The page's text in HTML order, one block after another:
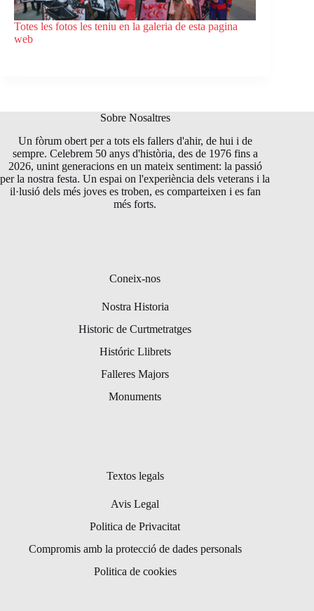
Totes les fotos les teniu en la galeria de esta pagina
web
Sobre Nosaltres
Un fòrum obert per a tots els fallers d'ahir, de hui i de
sempre. Celebrem 50 anys d'història, des de 1976 fins a
2026, unint generacions en un mateix sentiment: la passió
per la nostra festa. Un espai on l'experiència dels veterans i la
il·lusió dels més joves es troben, es comparteixen i es fan
més forts.
Coneix-nos
Nostra Historia
Historic de Curtmetratges
Históric Llibrets
Falleres Majors
Monuments
Textos legals
Avis Legal
Politica de Privacitat
Compromis amb la protecció de dades personals
Politica de cookies